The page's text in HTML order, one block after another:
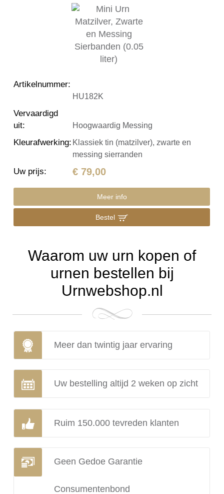
Artikelnummer:
HU182K
Vervaardigd
uit: Hoogwaardig Messing
Kleurafwerking: Klassiek tin (matzilver), zwarte en
messing sierranden
Uw prijs: € 79,00
Meer info
Bestel
Waarom uw urn kopen of
urnen bestellen bij
Urnwebshop.nl
Meer dan twintig jaar ervaring
Uw bestelling altijd 2 weken op zicht
Ruim 150.000 tevreden klanten
Geen Gedoe Garantie
Consumentenbond